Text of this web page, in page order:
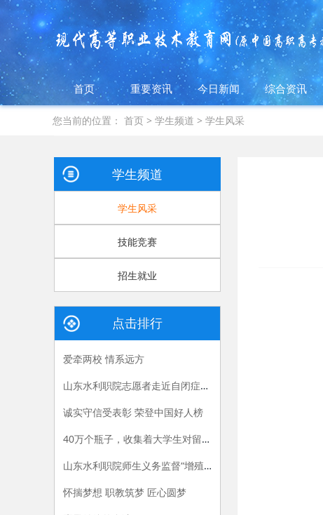
首页 重要资讯 今日新闻 综合资讯
您当前的位置： 首页> 学生频道 > 学生风采
学生频道
学生风采
技能竞赛
招生就业
点击排行
爱牵两校 情系远方
山东水利职院志愿者走近自闭症儿童陪伴“星星的孩子”
诚实守信受表彰 荣登中国好人榜
40万个瓶子，收集着大学生对留守儿童的帮扶
山东水利职院师生义务监督“增殖放流”彰显社会责任
怀揣梦想 职教筑梦 匠心圆梦